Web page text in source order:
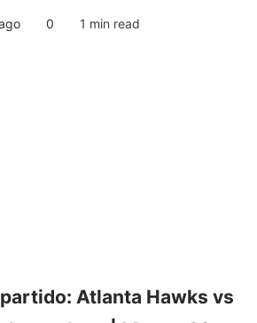
0 1 min read
Atlanta Hawks vs